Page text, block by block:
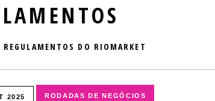
REGULAMENTOS DO RIOMARKET
2025 RODADAS DE NEGÓCIOS